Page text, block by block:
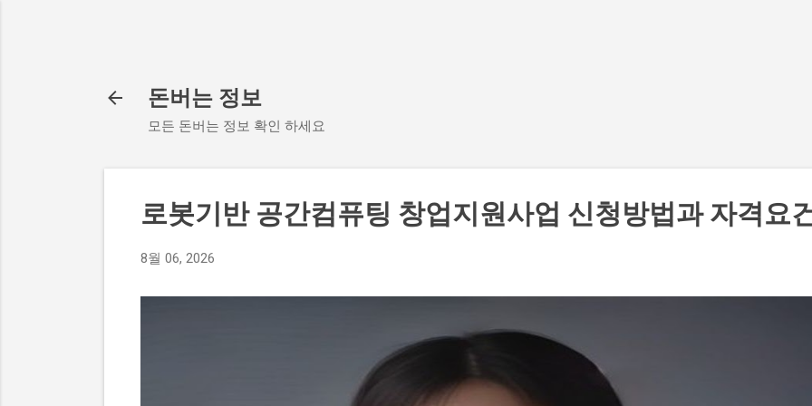
돈버는 정보
모든 돈버는 정보 확인 하세요
로봇기반 공간컴퓨팅 창업지원사업 신청방법과 자격요
8월 06, 2026